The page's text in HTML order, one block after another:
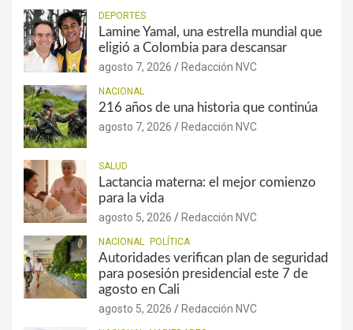
DEPORTES
Lamine Yamal, una estrella mundial que
eligió a Colombia para descansar
agosto 7, 2026 Redacción NVC
NACIONAL
216 años de una historia que continúa
agosto 7, 2026 Redacción NVC
SALUD
Lactancia materna: el mejor comienzo
para la vida
agosto 5, 2026 Redacción NVC
NACIONAL POLÍTICA
Autoridades verifican plan de seguridad
para posesión presidencial este 7 de
agosto en Cali
agosto 5, 2026 Redacción NVC